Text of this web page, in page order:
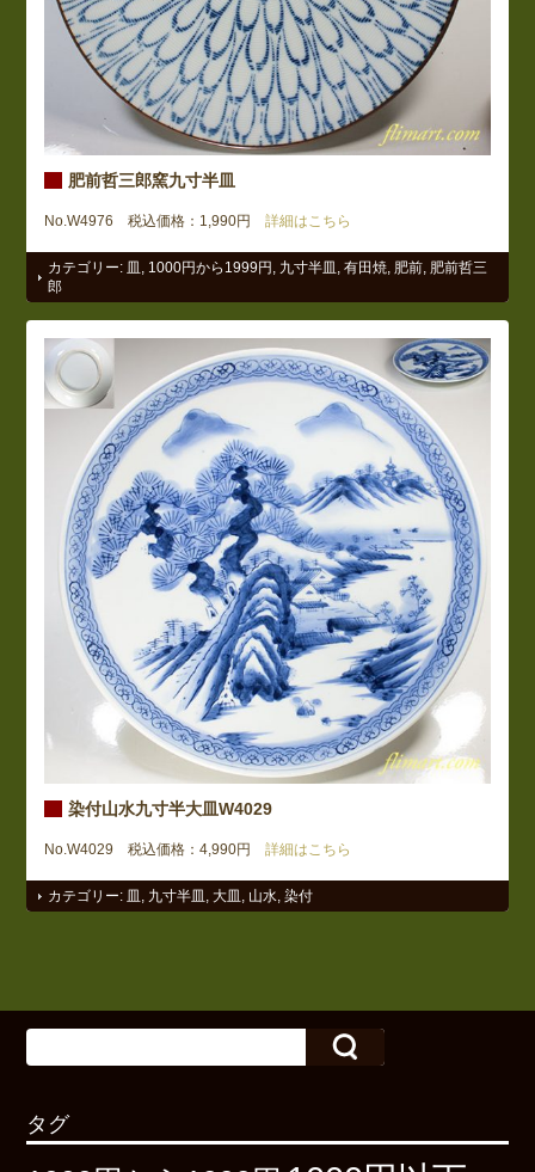
肥前哲三郎窯九寸半皿
No.W4976 税込価格：1,990円 詳細はこちら
カテゴリー: 皿 1000円から1999円 九寸半皿 ,有田焼 肥前
肥前哲三
郎
染付山水九寸半大皿W4029
No.W4029 税込価格：4,990円 詳細はこちら
カテゴリー: 九寸半皿 ,大皿 山水 ,染付
タグ